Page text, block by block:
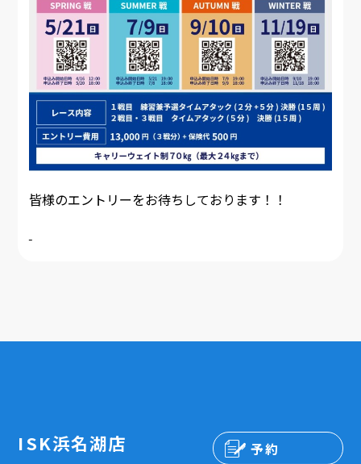
皆様のエントリーをお待ちしております！！
ISK浜名湖店 予約